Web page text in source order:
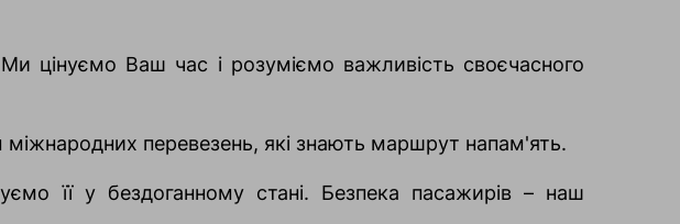
цінуємо Ваш час і розуміємо важливість своєчасного
міжнародних перевезень, які знають маршрут напам'ять.
її у бездоганному стані. Безпека пасажирів – наш